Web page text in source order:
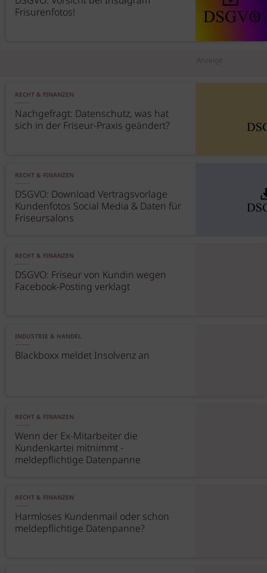
Frisurenfotos!
Anzeige
RECHT & FINANZEN
Nachgefragt: Datenschutz, was hat
sich in der Friseur-Praxis geändert?
RECHT & FINANZEN
DSGVO: Download Vertragsvorlage
Kundenfotos Social Media & Daten für
Friseursalons
RECHT & FINANZEN
DSGVO: Friseur von Kundin wegen
Facebook-Posting verklagt
INDUSTRIE & HANDEL
Blackboxx meldet Insolvenz an
RECHT & FINANZEN
Wenn der Ex-Mitarbeiter die
Kundenkartei mitnimmt -
meldepflichtige Datenpanne
RECHT & FINANZEN
Harmloses Kundenmail oder schon
meldepflichtige Datenpanne?